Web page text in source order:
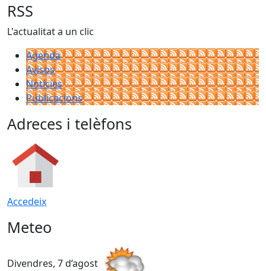
RSS
L'actualitat a un clic
Agenda
Avisos
Notícies
Publicacions
Adreces i telèfons
Accedeix
Meteo
Divendres, 7 d’agost